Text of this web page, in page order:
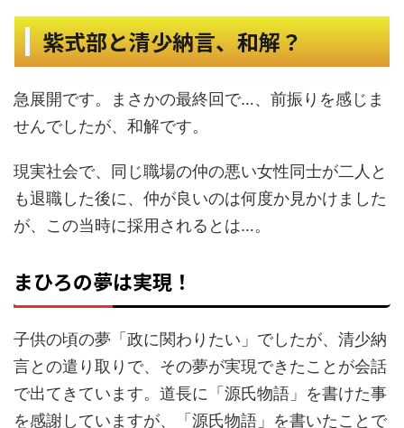
紫式部と清少納言、和解？
急展開です。まさかの最終回で…、前振りを感じま
せんでしたが、和解です。
現実社会で、同じ職場の仲の悪い女性同士が二人と
も退職した後に、仲が良いのは何度か見かけました
が、この当時に採用されるとは…。
まひろの夢は実現！
子供の頃の夢「政に関わりたい」でしたが、清少納
言との遣り取りで、その夢が実現できたことが会話
で出てきています。道長に「源氏物語」を書けた事
を感謝していますが、「源氏物語」を書いたことで